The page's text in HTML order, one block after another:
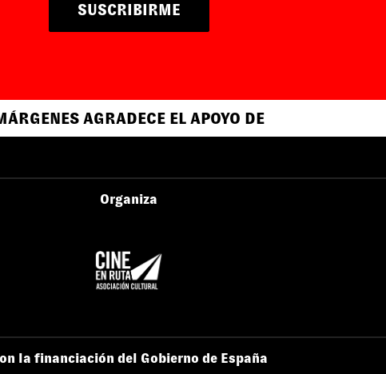
SUSCRIBIRME
AGRADECE EL APOYO DE
Organiza
la financiación del Gobierno de España